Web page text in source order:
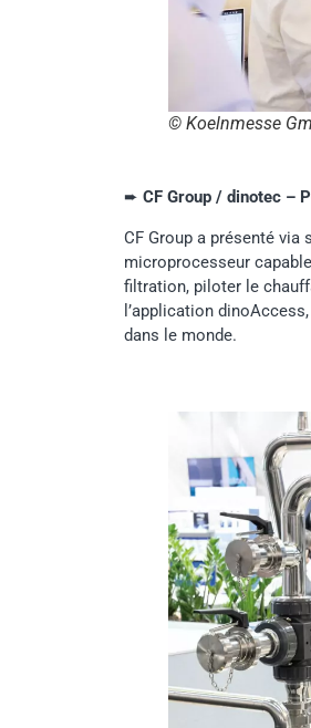
© Koelnmesse
➨ CF Group / dinotec –
CF Group a présenté
microprocesseur
filtration, piloter le
l’application
dans le monde.